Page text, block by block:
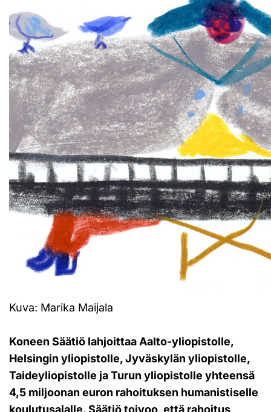
Kuva: Marika Maijala
Koneen Säätiö lahjoittaa Aalto-yliopistolle,
Helsingin yliopistolle, Jyväskylän yliopistolle,
Taideyliopistolle ja Turun yliopistolle yhteensä
4,5 miljoonan euron rahoituksen humanistiselle
koulutusalalle. Säätiö toivoo, että rahoitus